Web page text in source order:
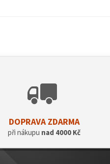
DOPRAVA ZDARMA
při nákupu nad 4000 Kč